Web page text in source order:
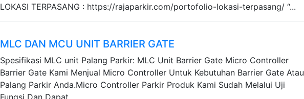
LOKASI TERPASANG : https://rajaparkir.com/portofolio-lokasi-terpasang/ “...
MLC DAN MCU UNIT BARRIER GATE
Spesifikasi MLC unit Palang Parkir: MLC Unit Barrier Gate Micro Controller
Barrier Gate Kami Menjual Micro Controller Untuk Kebutuhan Barrier Gate Atau
Palang Parkir Anda.Micro Controller Parkir Produk Kami Sudah Melalui Uji
Fungsi Dan Dapat...